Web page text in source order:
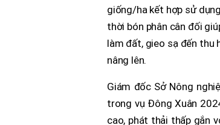
giống/ha kết hợp sử
thời bón phân cân đối
làm đất, gieo sạ đến thu
nâng lên.
Giám đốc Sở Nông
trong vụ Đông Xuân
cao, phát thải thấp gắn